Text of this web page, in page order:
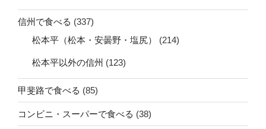
信州で食べる (337)
松本平（松本・安曇野・塩尻）
(214)
松本平以外の信州 (123)
甲斐路で食べる (85)
コンビニ・スーパーで食べる (38)